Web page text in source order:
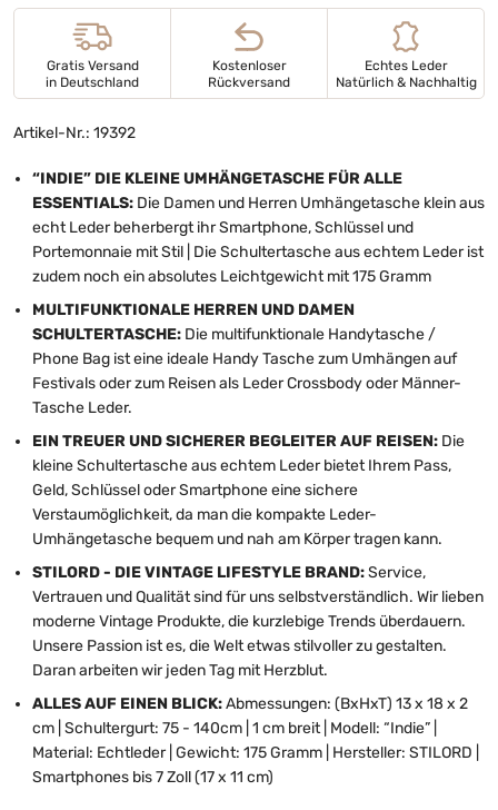
Gratis Versand
in Deutschland
Kostenloser
Rückversand
Echtes Leder
Natürlich & Nachhaltig
Artikel-Nr.: 19392
“INDIE” DIE KLEINE UMHÄNGETASCHE FÜR ALLE
ESSENTIALS: Die Damen und Herren Umhängetasche klein aus
echt Leder beherbergt ihr Smartphone, Schlüssel und
Portemonnaie mit Stil | Die Schultertasche aus echtem Leder ist
zudem noch ein absolutes Leichtgewicht mit 175 Gramm
MULTIFUNKTIONALE HERREN UND DAMEN
SCHULTERTASCHE: Die multifunktionale Handytasche /
Phone Bag ist eine ideale Handy Tasche zum Umhängen auf
Festivals oder zum Reisen als Leder Crossbody oder Männer-
Tasche Leder.
EIN TREUER UND SICHERER BEGLEITER AUF REISEN: Die
kleine Schultertasche aus echtem Leder bietet Ihrem Pass,
Geld, Schlüssel oder Smartphone eine sichere
Verstaumöglichkeit, da man die kompakte Leder-
Umhängetasche bequem und nah am Körper tragen kann.
STILORD - DIE VINTAGE LIFESTYLE BRAND:Service,
Vertrauen und Qualität sind für uns selbstverständlich. Wir lieben
moderne Vintage Produkte, die kurzlebige Trends überdauern.
Unsere Passion ist es, die Welt etwas stilvoller zu gestalten.
Daran arbeiten wir jeden Tag mit Herzblut.
ALLES AUF EINEN BLICK:Abmessungen: (BxHxT) 13 x 18 x 2
cm | Schultergurt: 75 - 140cm | 1 cm breit | Modell: “Indie” |
Material: Echtleder | Gewicht: 175 Gramm | Hersteller: STILORD |
Smartphones bis 7 Zoll (17 x 11 cm)